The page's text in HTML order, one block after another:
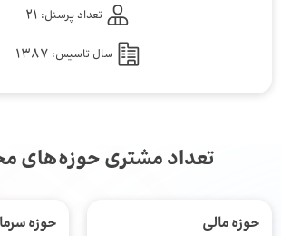
تعداد پرسنل: 21
سال تاسیس: 1387
تعداد مشتری حوزه‌های
حوزه مالی حوزه